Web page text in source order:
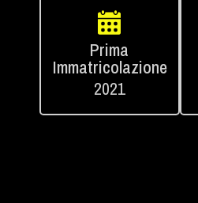
Prima
Immatricolazione
2021